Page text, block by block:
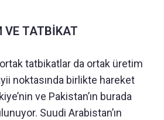
VE TATBİKAT
tatbikatlar da ortak üretim
noktasında birlikte hareket
ve Pakistan’ın burada
Suudi Arabistan’ın